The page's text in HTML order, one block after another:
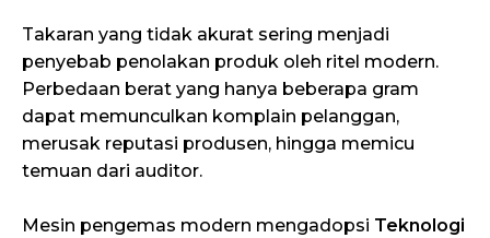
Takaran yang tidak akurat sering menjadi
penyebab penolakan produk oleh ritel modern.
Perbedaan berat yang hanya beberapa gram
dapat memunculkan komplain pelanggan,
merusak reputasi produsen, hingga memicu
temuan dari auditor.
Mesin pengemas modern mengadopsi Teknologi